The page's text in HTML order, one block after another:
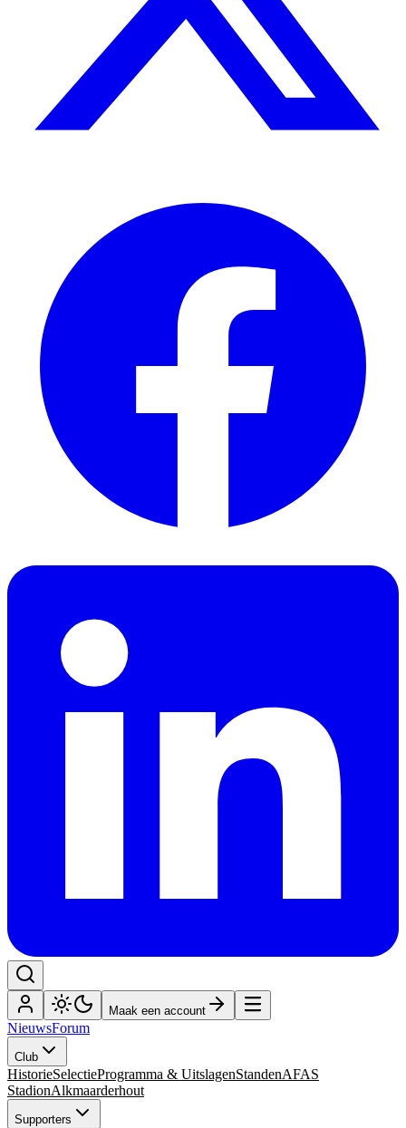
Maak een account
NieuwsForum
Club
HistorieSelectieProgramma & UitslagenStandenAFAS
StadionAlkmaarderhout
Supporters